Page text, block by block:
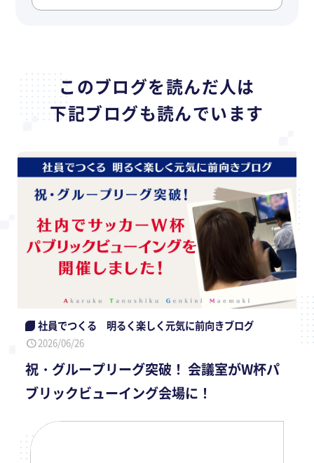
このブログを読んだ人は
下記ブログも読んでいます
社員でつくる 明るく楽しく元気に前向きブログ
2026/06/26
祝・グループリーグ突破！ 会議室がW杯パ
ブリックビューイング会場に！